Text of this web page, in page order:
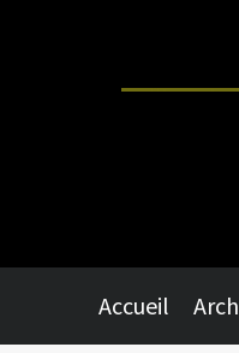
Accueil